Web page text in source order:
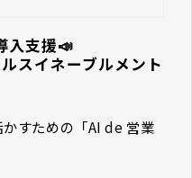
入支援📣
スイネーブルメント
すための「AI de 営業